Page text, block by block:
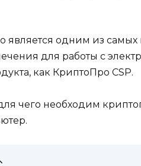
одним из самых
для работы с
как КриптоПро CSP.
чего необходим